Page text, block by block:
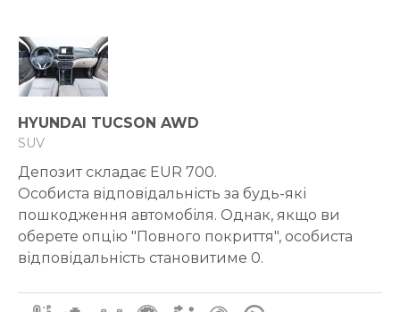
HYUNDAI TUCSON AWD
SUV
Депозит складає EUR 700.
Особиста відповідальність за будь-які
пошкодження автомобіля. Однак, якщо ви
оберете опцію "Повного покриття", особиста
відповідальність становитиме 0.